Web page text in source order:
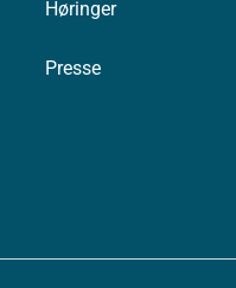
Høringer
Presse